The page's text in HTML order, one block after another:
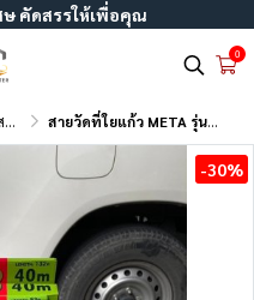
คัดสรรให้เพื่อคุณ
0
สายวัดที่ใยแก้ว META รุ่นไฟเบอร์ ตลับสีเขียว
-30%